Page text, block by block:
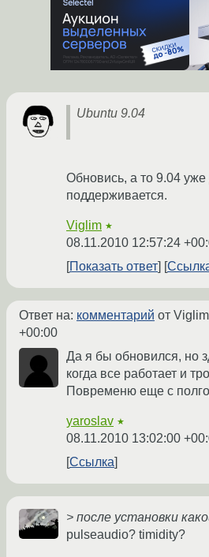
Ubuntu 9.04
Обновись, а то 9.04
поддерживается.
Viglim ★
08.11.2010 12:57:24
Показать ответ
Ответ на: комментарий от Viglim
+00:00
Да я бы обновился, но
когда все работает и
Повременю еще с
yaroslav ★
08.11.2010 13:02:00
Ссылка
> после установки
pulseaudio? timidity?